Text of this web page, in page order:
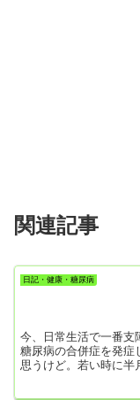
関連記事
日記・健康・糖尿病
今、日常生活で一番支
糖尿病の合併症を発症
思うけど。若い時に半